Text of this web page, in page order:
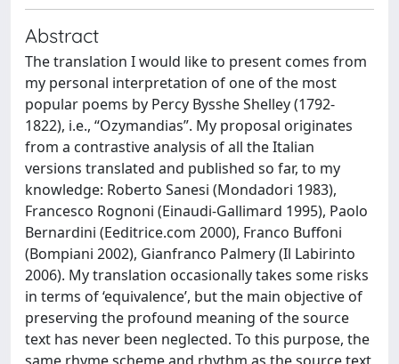
Abstract
The translation I would like to present comes from
my personal interpretation of one of the most
popular poems by Percy Bysshe Shelley (1792-
1822), i.e., “Ozymandias”. My proposal originates
from a contrastive analysis of all the Italian
versions translated and published so far, to my
knowledge: Roberto Sanesi (Mondadori 1983),
Francesco Rognoni (Einaudi-Gallimard 1995), Paolo
Bernardini (Eeditrice.com 2000), Franco Buffoni
(Bompiani 2002), Gianfranco Palmery (Il Labirinto
2006). My translation occasionally takes some risks
in terms of ‘equivalence’, but the main objective of
preserving the profound meaning of the source
text has never been neglected. To this purpose, the